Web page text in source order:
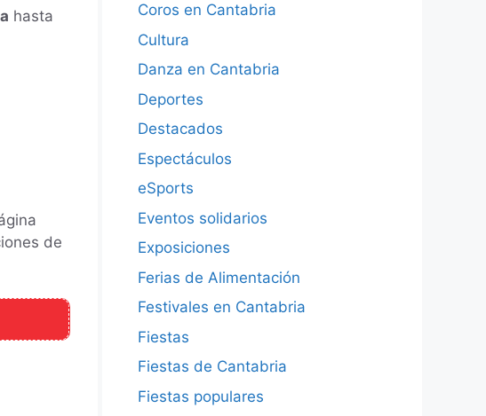
hasta
de
Coros en Cantabria
Cultura
Danza en Cantabria
Deportes
Destacados
Espectáculos
eSports
Eventos solidarios
Exposiciones
Ferias de Alimentación
Festivales en Cantabria
Fiestas
Fiestas de Cantabria
Fiestas populares